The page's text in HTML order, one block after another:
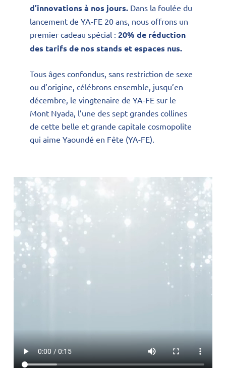
d’innovations à nos jours.Dans la foulée du
lancement de YA-FE 20 ans, nous offrons un
premier cadeau spécial : 20% de réduction
des tarifs de nos stands et espaces nus.
Tous âges confondus, sans restriction de sexe
ou d’origine, célébrons ensemble, jusqu’en
décembre, le vingtenaire de YA-FE sur le
Mont Nyada, l’une des sept grandes collines
de cette belle et grande capitale cosmopolite
qui aime Yaoundé en Fête (YA-FE).